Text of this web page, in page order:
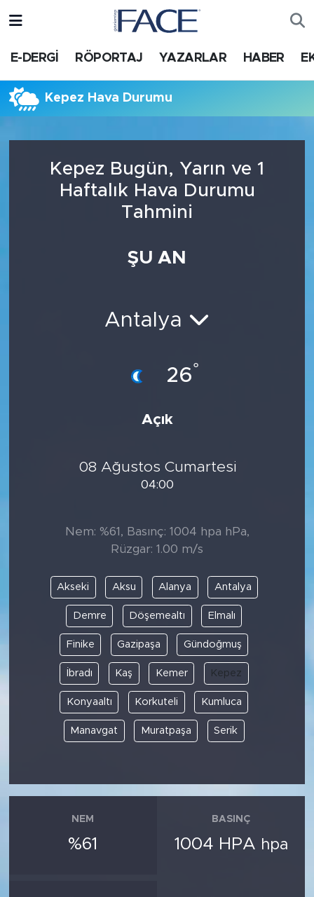
E-DERGİ RÖPORTAJ YAZARLAR HABER
Kepez Hava Durumu
Kepez Bugün, Yarın ve 1
Haftalık Hava Durumu
Tahmini
ŞU AN
Antalya
26°
Açık
08 Ağustos Cumartesi
04:00
Nem: %61, Basınç: 1004 hpa hPa,
Rüzgar: 1.00 m/s
Akseki Aksu Alanya Antalya
Demre Döşemealtı Elmalı
Finike Gazipaşa Gündoğmuş
İbradı Kaş Kemer Kepez
Konyaaltı Korkuteli Kumluca
Manavgat Muratpaşa Serik
NEM
%61
BASINÇ
1004 HPA hpa
HABER
Nöbetçi Eczaneler
Süper Lig Puan Durumu ve Fikstür
Tüm Manşetler